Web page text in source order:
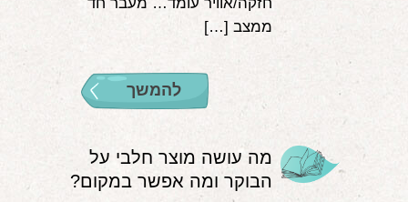
ממצב […]
להמשך
מה עושה מוצר חלבי על
הבוקר ומה אפשר במקום?